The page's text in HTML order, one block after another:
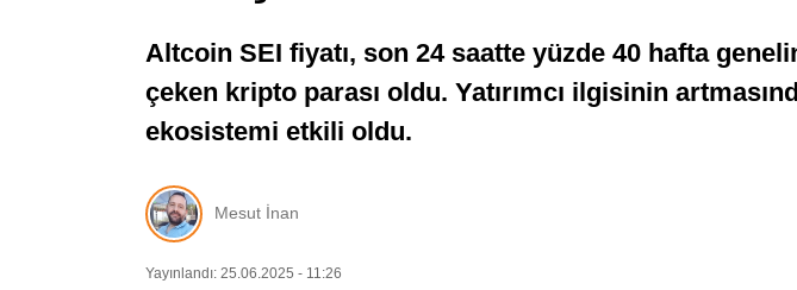
Altcoin SEI fiyatı, son 24 saatte yüzde 40 hafta
çeken kripto parası oldu. Yatırımcı ilgisinin
ekosistemi etkili oldu.
Mesut İnan
Yayınlandı: 25.06.2025 - 11:26